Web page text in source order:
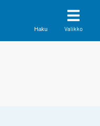
Haku Valikko